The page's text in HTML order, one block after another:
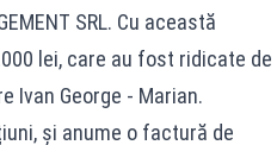
SRL. Cu această
lei, care au fost ridicate de
Ivan George - Marian.
și anume o factură de